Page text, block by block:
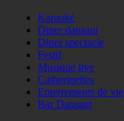
Karaoké
Diner dansant
Diner spectacle
Festif
Musique live
Catherinettes
Enterrements de vie
Bar Dansant